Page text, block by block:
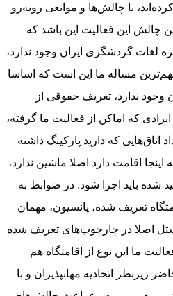
با چالش‌ها و موانعی روبه‌رو
چالش این فعالیت این باشد که
لغات گردشگری ایران وجود ندارد،
مساله ما این است که اساسا
ندارد، تعریف حقوقی از
که اماکن از فعالیت ما گرفته،
اتاق‌هایی که دارید پارکینگ داشته
اقامت دارد اصلا ماشین ندارد،
شده باید اجرا شود. در ضوابط به
تعریف شده، پانسیون، مهمان
اصلا در چارچوب‌های تعریف شده
ما این نوع از اقامتگاه هم
زیرنظر اتحادیه مهانپذیران و با